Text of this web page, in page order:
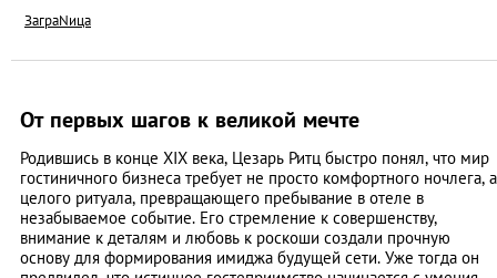
ЗаграNица
От первых шагов к великой мечте
Родившись в конце XIX века, Цезарь Ритц быстро понял, что мир
гостиничного бизнеса требует не просто комфортного ночлега, а
целого ритуала, превращающего пребывание в отеле в
незабываемое событие. Его стремление к совершенству,
внимание к деталям и любовь к роскоши создали прочную
основу для формирования имиджа будущей сети. Уже тогда он